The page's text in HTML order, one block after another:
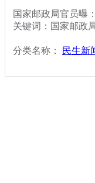
国家邮政局官员曝
关键词：国家邮政
分类名称： 民生新